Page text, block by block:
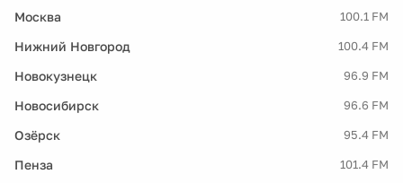
Москва 100.1 FM
Нижний Новгород 100.4 FM
Новокузнецк 96.9 FM
Новосибирск 96.6 FM
Озёрск 95.4 FM
Пенза 101.4 FM